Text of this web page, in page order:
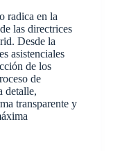
radica en la
las directrices
Desde la
asistenciales
de los
de
detalle,
transparente y